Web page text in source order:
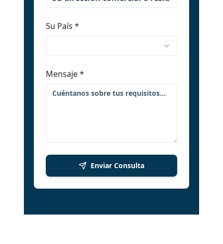
Su País *
Mensaje*
Enviar Consulta